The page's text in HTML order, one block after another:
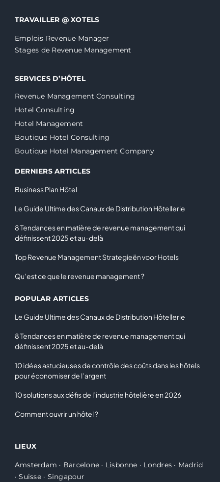
TRAVAILLER @ XOTELS
Emplois Revenue Manager
Stages de Revenue Management
SERVICES D’HÔTEL
Revenue Management Consulting
Hotel Consulting
Hotel Management
Boutique Hotel Consulting
Boutique Hotel Management Company
DERNIERS ARTICLES
Business Plan Hôtel
Le Guide Ultime des Canaux de Distribution Hôtellerie
8 Tendances en matière de revenue management qui
définissent 2025 et au-delà
Top Revenue Management Strategieën voor Hotels
Qu’est ce que le revenue management ?
POPULAR ARTICLES
Le Guide Ultime des Canaux de Distribution Hôtellerie
8 Tendances en matière de revenue management qui
définissent 2025 et au-delà
10 idées astucieuses de contrôle des coûts dans les hôtels
pour économiser de l’argent
10 solutions aux défis de l’industrie hôtelière en 2026
Comment ouvrir un hôtel ?
LIEUX
Amsterdam · Barcelone · Lisbonne · Londres · Madrid
·Suisse· Singapour